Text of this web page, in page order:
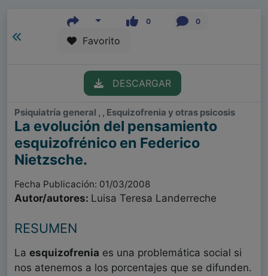
0 0
Favorito
DESCARGAR
Psiquiatría general , , Esquizofrenia y otras psicosis
La evolución del pensamiento
esquizofrénico en Federico
Nietzsche.
Fecha Publicación: 01/03/2008
Autor/autores: Luisa Teresa Landerreche
RESUMEN
La esquizofrenia es una problemática social si
nos atenemos a los porcentajes que se difunden.